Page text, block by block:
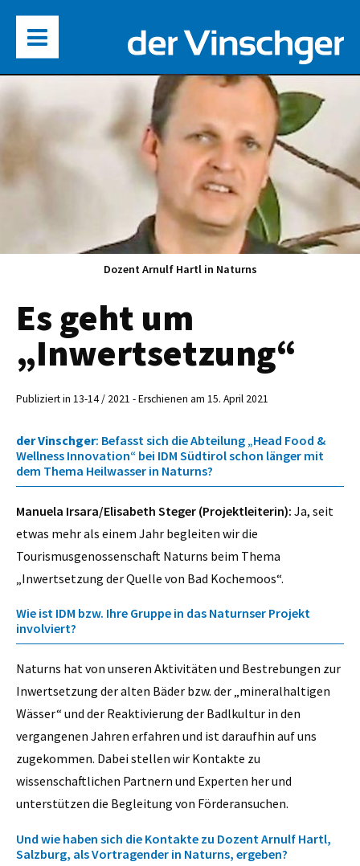
Dozent Arnulf Hartl in Naturns
Es geht um
„Inwertsetzung“
Publiziert in 13-14 / 2021 - Erschienen am 15. April 2021
der Vinschger: Befasst sich die Abteilung „Head Food &
Wellness Innovation“ bei IDM Südtirol schon länger mit
dem Thema Heilwasser in Naturns?
Manuela Irsara/Elisabeth Steger (Projektleiterin): Ja, seit
etwas mehr als einem Jahr begleiten wir die
Tourismusgenossenschaft Naturns beim Thema
„Inwertsetzung der Quelle von Bad Kochemoos“.
Wie ist IDM bzw. Ihre Gruppe in das Naturnser Projekt
involviert?
Naturns hat von unseren Aktivitäten und Bestrebungen zur
Inwertsetzung der alten Bäder bzw. der „mineralhaltigen
Wässer“ und der Reaktivierung der Badlkultur in den
vergangenen Jahren erfahren und ist daraufhin auf uns
zugekommen. Dabei stellen wir Kontakte zu
wissenschaftlichen Partnern und Experten her und
unterstützen die Begleitung von Förderansuchen.
Und wie haben sich die Kontakte zu Dozent Arnulf Hartl,
Salzburg, als Vortragender in Naturns, ergeben?